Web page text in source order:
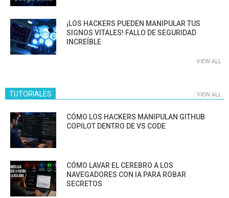
¡LOS HACKERS PUEDEN MANIPULAR TUS
SIGNOS VITALES! FALLO DE SEGURIDAD
INCREÍBLE
VIEW ALL
TUTORIALES VIEW ALL
CÓMO LOS HACKERS MANIPULAN GITHUB
COPILOT DENTRO DE VS CODE
CÓMO LAVAR EL CEREBRO A LOS
NAVEGADORES CON IA PARA ROBAR
SECRETOS